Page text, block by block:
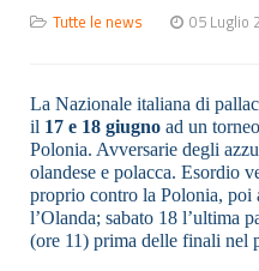
Tutte le news 05 Luglio
La Nazionale italiana di
il 17 e 18 giugno ad un
Polonia. Avversarie degli
olandese e polacca. Esordio
proprio contro la Polonia, poi
l’Olanda; sabato 18 l’ultima
(ore 11) prima delle finali nel